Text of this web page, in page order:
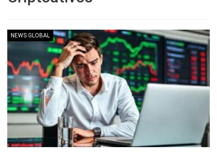
NEWS GLOBAL